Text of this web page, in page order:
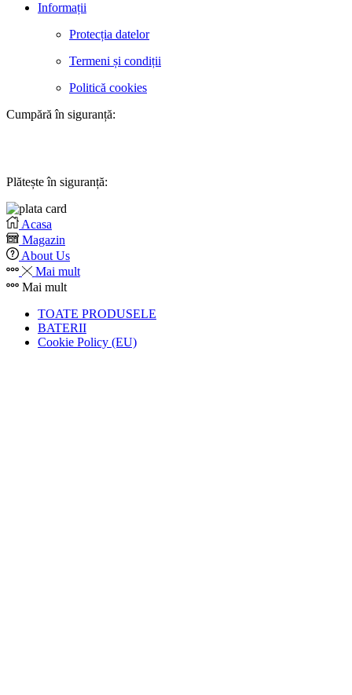
Informații
Protecția datelor
Termeni și condiții
Politică cookies
Cumpără în siguranță:
Plătește în siguranță:
Acasa
Magazin
About Us
Mai mult
Mai mult
TOATE PRODUSELE
BATERII
Cookie Policy (EU)